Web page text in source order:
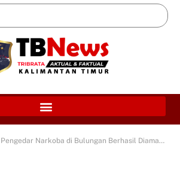
Pengedar Narkoba di Bulungan Berhasil Diamankan Polisi